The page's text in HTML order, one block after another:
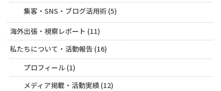
集客・SNS・ブログ活用術 (5)
海外出張・視察レポート (11)
私たちについて・活動報告 (16)
プロフィール (1)
メディア掲載・活動実績 (12)